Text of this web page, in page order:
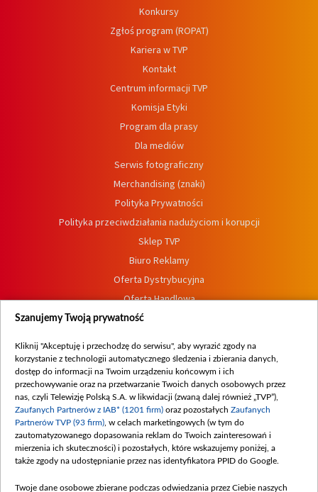
Konkursy
Zgłoś program (ROPAT)
Kariera w TVP
Kontakt
Centrum informacji TVP
Komisja Etyki
Program dla prasy
Dla mediów
Serwis fotograficzny
Merchandising (znaki)
Polityka Prywatności
Polityka przeciwdziałania nadużyciom i korupcji
Sklep TVP
Biuro Reklamy
Oferta Dystrybucyjna
Oferta Handlowa
Dostępność
Procedura zgłoszeń wewnętrznych
Szanujemy Twoją prywatność
Kliknij "Akceptuję i przechodzę do serwisu", aby wyrazić zgody na
korzystanie z technologii automatycznego śledzenia i zbierania danych,
dostęp do informacji na Twoim urządzeniu końcowym i ich
przechowywanie oraz na przetwarzanie Twoich danych osobowych przez
nas, czyli Telewizję Polską S.A. w likwidacji (zwaną dalej również „TVP”),
Zaufanych Partnerów z IAB* (1201 firm) oraz pozostałych Zaufanych
Partnerów TVP (93 firm) , w celach marketingowych (w tym do
zautomatyzowanego dopasowania reklam do Twoich zainteresowań i
mierzenia ich skuteczności) i pozostałych, które wskazujemy poniżej, a
także zgody na udostępnianie przez nas identyfikatora PPID do Google.
Twoje dane osobowe zbierane podczas odwiedzania przez Ciebie naszych